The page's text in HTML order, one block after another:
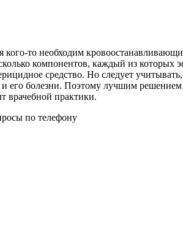
то необходим
компонентов, каждый из
средство. Но следует
болезни. Поэтому лучшим решением
врачебной практики.
по телефону